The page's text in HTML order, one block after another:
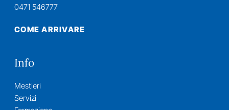
0471 546777
COME ARRIVARE
Info
Mestieri
Servizi